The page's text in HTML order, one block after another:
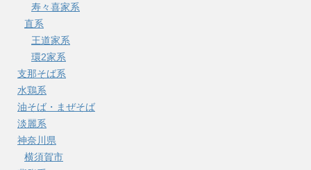
寿々喜家系
直系
王道家系
環2家系
支那そば系
水鶏系
油そば・まぜそば
淡麗系
神奈川県
横須賀市